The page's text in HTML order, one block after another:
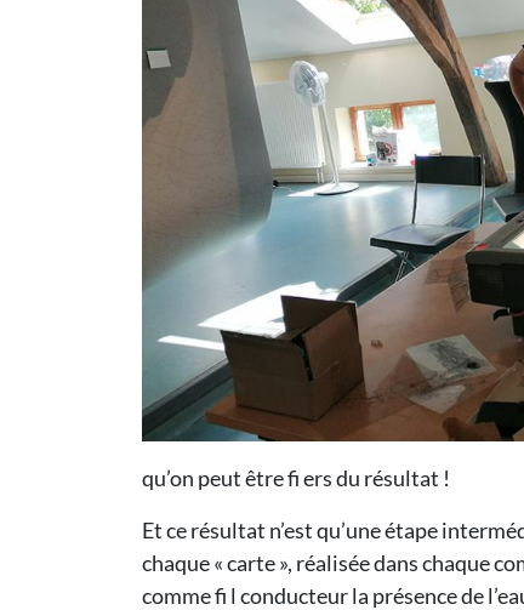
qu’on peut être fi ers du résultat !
Et ce résultat n’est qu’une étape
chaque « carte », réalisée dans chaque
comme fi l conducteur la présence de